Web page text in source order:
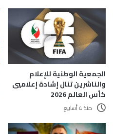
الجمعية الوطنية للإعلام
والناشرين تنال إشادة إعلاميي
كأس العالم 2026
منذ 4 أسابيع